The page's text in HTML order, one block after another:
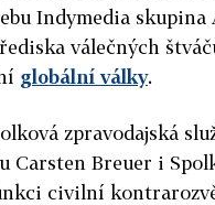
Indymedia skupina
válečných
globální války.
zpravodajská
Carsten Breuer i
civilní